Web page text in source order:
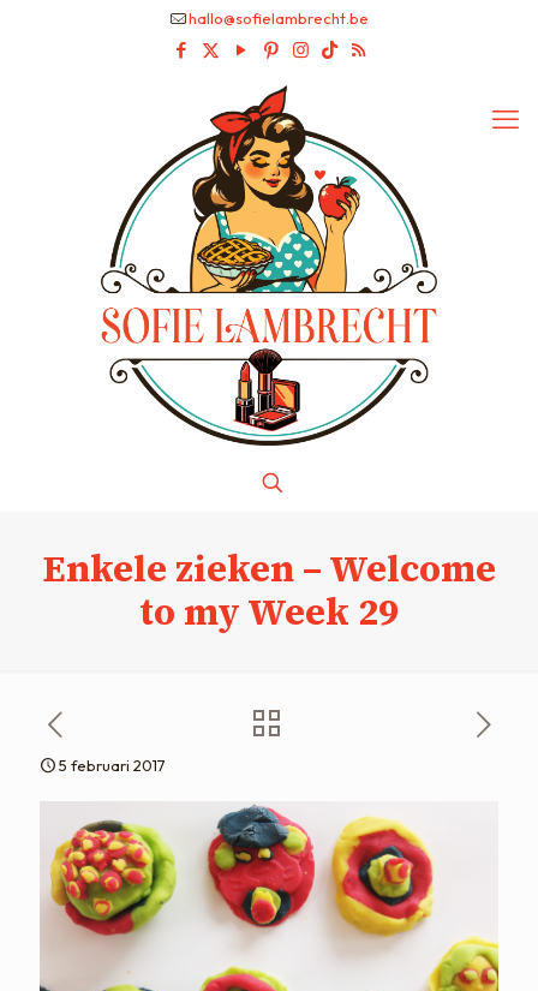
hallo@sofielambrecht.be
Enkele zieken – Welcome
to my Week 29
5 februari 2017